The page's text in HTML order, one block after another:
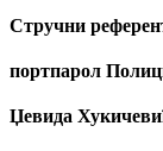
Стручни
портпарол
Џевида